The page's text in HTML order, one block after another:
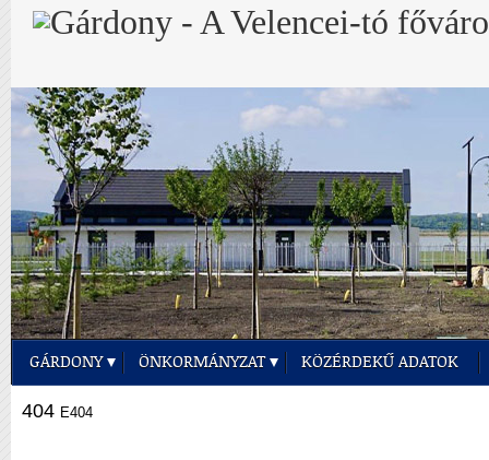
GÁRDONY ÖNKORMÁNYZAT KÖZÉRDEKŰ ADATOK
404 E404